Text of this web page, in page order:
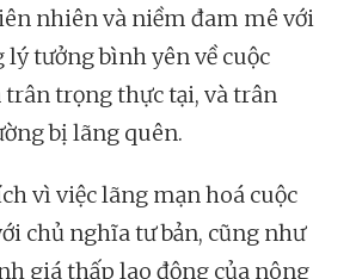
nhiên và niềm đam mê với
lý tưởng bình yên về cuộc
trọng thực tại, và trân
bị lãng quên.
vì việc lãng mạn hoá cuộc
chủ nghĩa tư bản, cũng như
giá thấp lao động của nông